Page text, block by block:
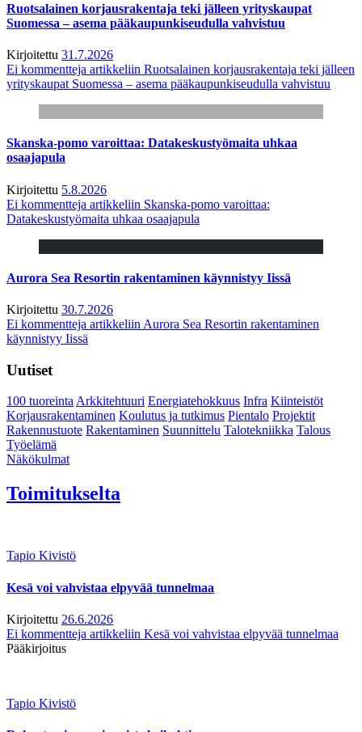
Ruotsalainen korjausrakentaja teki jälleen yrityskaupat
Suomessa – asema pääkaupunkiseudulla vahvistuu
Kirjoitettu 31.7.2026
Ei kommentteja artikkeliin Ruotsalainen korjausrakentaja teki jälleen
yrityskaupat Suomessa – asema pääkaupunkiseudulla vahvistuu
Skanska-pomo varoittaa: Datakeskustyömaita uhkaa
osaajapula
Kirjoitettu 5.8.2026
Ei kommentteja artikkeliin Skanska-pomo varoittaa:
Datakeskustyömaita uhkaa osaajapula
Aurora Sea Resortin rakentaminen käynnistyy Iissä
Kirjoitettu 30.7.2026
Ei kommentteja artikkeliin Aurora Sea Resortin rakentaminen
käynnistyy Iissä
Uutiset
100 tuoreintaArkkitehtuuri Energiatehokkuus Infra Kiinteistöt
Korjausrakentaminen Koulutus ja tutkimus Pientalo Projektit
Rakennustuote Rakentaminen Suunnittelu Talotekniikka Talous
Työelämä
Näkökulmat
Toimitukselta
Tapio Kivistö
Kesä voi vahvistaa elpyvää tunnelmaa
Kirjoitettu 26.6.2026
Ei kommentteja artikkeliin Kesä voi vahvistaa elpyvää tunnelmaa
Pääkirjoitus
Tapio Kivistö